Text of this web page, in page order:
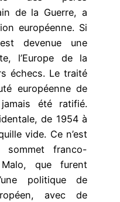
de la Guerre, a
européenne. Si
est devenue une
l’Europe de la
échecs. Le traité
européenne de
été ratifié.
de 1954 à
vide. Ce n’est
sommet franco-
que furent
politique de
avec de